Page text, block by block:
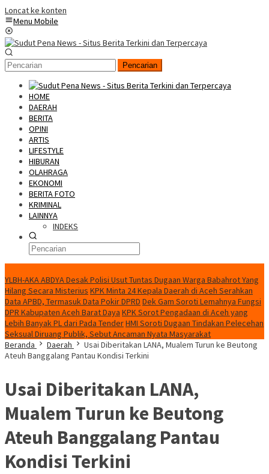
Loncat ke konten
Menu Mobile
Pencarian
HOME
DAERAH
BERITA
OPINI
ARTIS
LIFESTYLE
HIBURAN
OLAHRAGA
EKONOMI
BERITA FOTO
KRIMINAL
LAINNYA
INDEKS
YLBH-AKA ABDYA Desak Polisi Usut Tuntas Dugaan Warga Babahrot Yang
Hilang Secara Misterius KPK Minta 24 Kepala Daerah di Aceh Serahkan
Data APBD, Termasuk Data Pokir DPRD Dek Gam Soroti Lemahnya Fungsi
DPR Kabupaten Aceh Barat Daya KPK Sorot Pengadaan di Aceh yang
Lebih Banyak PL dari Pada TenderHMI Soroti Dugaan Tindakan Pelecehan
Seksual Diruang Publik, Sebut Ancaman Nyata Masyarakat
Beranda
Daerah
Usai Diberitakan LANA, Mualem Turun ke Beutong
Ateuh Banggalang Pantau Kondisi Terkini
Usai Diberitakan LANA,
Mualem Turun ke Beutong
Ateuh Banggalang Pantau
Kondisi Terkini